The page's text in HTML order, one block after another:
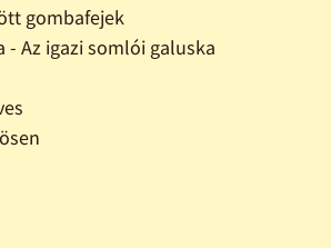
gombafejek
- Az igazi somlói galuska